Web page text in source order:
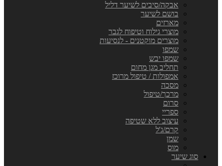
אבקה/סיבים לשיער דליל
בושם לשיער
מארזים
מוצרי גילוח וטיפוח לגבר
מוצרים מוקטנים - לנסיעות
שמפו
שמפו יבש
תחליב מגן מחום
אמפולות / טיפול מרוכז
מסכה
מרכך/טיפול
סרום
ספריי
עיצוב ללא שטיפה
קרם/ג'ל
שמן
מוס
סוג שיער